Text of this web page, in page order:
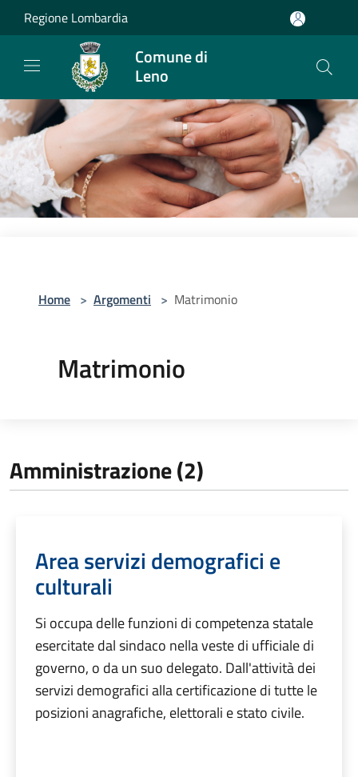
Salta al contenuto principale
Regione Lombardia
Comune di
Leno
Home > Argomenti > Matrimonio
Matrimonio
Amministrazione (2)
Area servizi demografici e
culturali
Si occupa delle funzioni di competenza statale
esercitate dal sindaco nella veste di ufficiale di
governo, o da un suo delegato. Dall'attività dei
servizi demografici alla certificazione di tutte le
posizioni anagrafiche, elettorali e stato civile.